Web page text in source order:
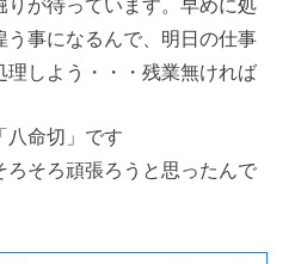
りが待っています。早めに処
事になるんで、明日の仕事
理しよう・・・残業無ければ
八命切」です
ろそろ頑張ろうと思ったんで